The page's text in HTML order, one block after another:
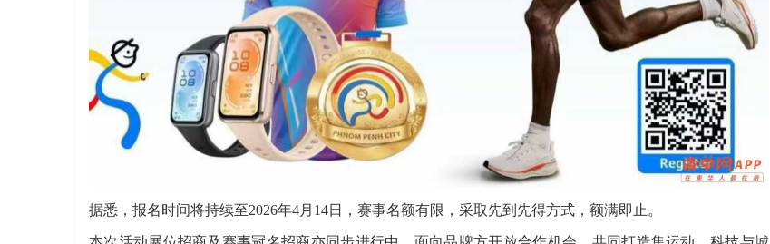
据悉，报名时间将持续至2026年4月14日，赛事名额有限，采取先到先得方式，额满即止。